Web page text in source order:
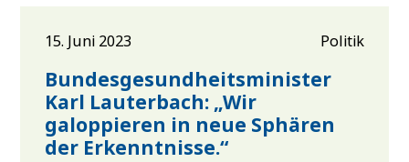
15. Juni 2023 Politik
Bundesgesundheitsminister
Karl Lauterbach: „Wir
galoppieren in neue Sphären
der Erkenntnisse.“